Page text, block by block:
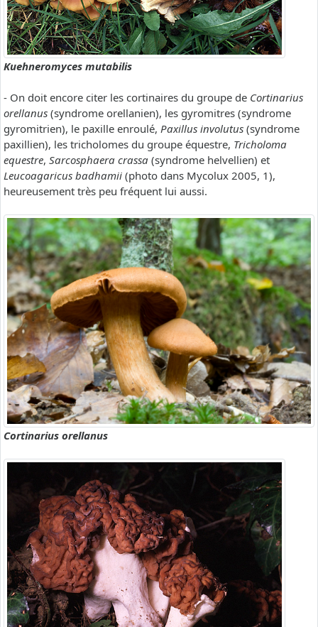
Kuehneromyces mutabilis
- On doit encore citer les cortinaires du groupe de Cortinarius
orellanus (syndrome orellanien), les gyromitres (syndrome
gyromitrien), le paxille enroulé, Paxillus involutus (syndrome
paxillien), les tricholomes du groupe équestre, Tricholoma
equestre, Sarcosphaera crassa (syndrome helvellien) et
Leucoagaricus badhamii (photo dans Mycolux 2005, 1),
heureusement très peu fréquent lui aussi.
Cortinarius orellanus